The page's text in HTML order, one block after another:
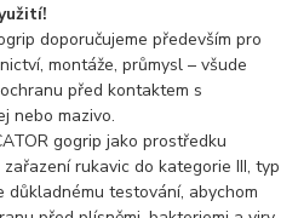
doporučujeme především pro
montáže, průmysl – všude
před kontaktem s
nebo mazivo.
gogrip jako prostředku
rukavic do kategorie III, typ
důkladnému testování, abychom